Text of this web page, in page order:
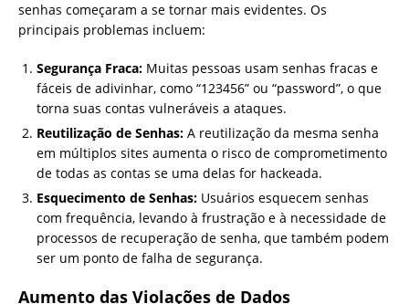
senhas começaram a se tornar mais evidentes. Os
principais problemas incluem:
Segurança Fraca: Muitas pessoas usam senhas fracas e
fáceis de adivinhar, como “123456” ou “password”, o que
torna suas contas vulneráveis a ataques.
Reutilização de Senhas: A reutilização da mesma senha
em múltiplos sites aumenta o risco de comprometimento
de todas as contas se uma delas for hackeada.
Esquecimento de Senhas: Usuários esquecem senhas
com frequência, levando à frustração e à necessidade de
processos de recuperação de senha, que também podem
ser um ponto de falha de segurança.
Aumento das Violações de Dados